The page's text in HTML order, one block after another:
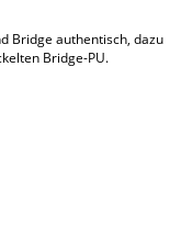
Bridge authentisch, dazu
Bridge-PU.